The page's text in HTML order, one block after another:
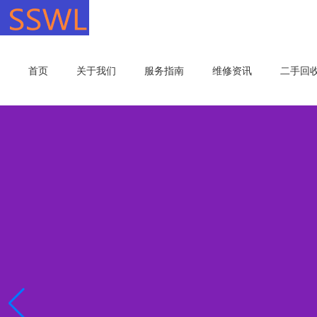
首页 关于我们 服务指南 维修资讯 二手回